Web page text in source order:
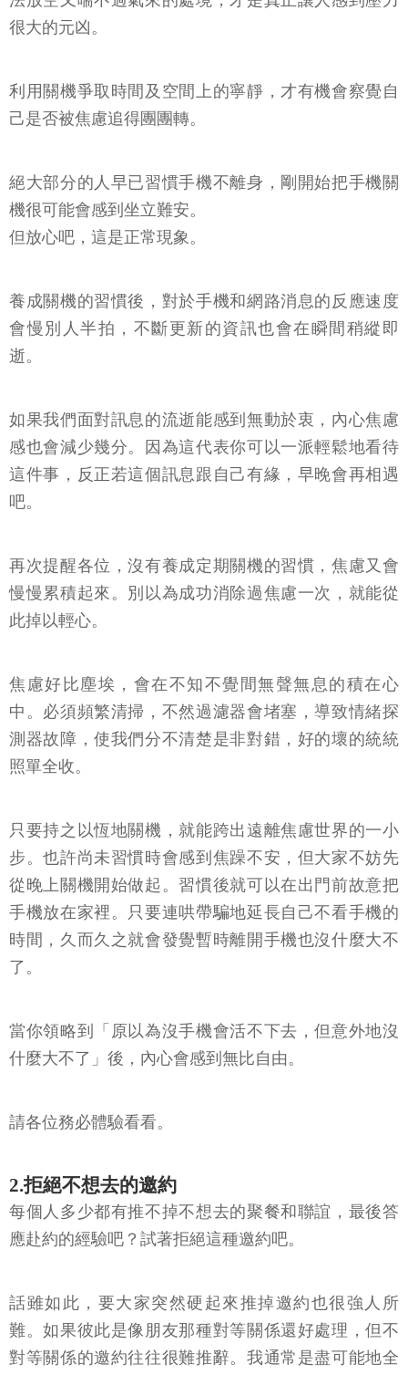
很大的元凶。
利用關機爭取時間及空間上的寧靜，才有機會察覺自
己是否被焦慮追得團團轉。
絕大部分的人早已習慣手機不離身，剛開始把手機關
機很可能會感到坐立難安。
但放心吧，這是正常現象。
養成關機的習慣後，對於手機和網路消息的反應速度
會慢別人半拍，不斷更新的資訊也會在瞬間稍縱即
逝。
如果我們面對訊息的流逝能感到無動於衷，內心焦慮
感也會減少幾分。因為這代表你可以一派輕鬆地看待
這件事，反正若這個訊息跟自己有緣，早晚會再相遇
吧。
再次提醒各位，沒有養成定期關機的習慣，焦慮又會
慢慢累積起來。別以為成功消除過焦慮一次，就能從
此掉以輕心。
焦慮好比塵埃，會在不知不覺間無聲無息的積在心
中。必須頻繁清掃，不然過濾器會堵塞，導致情緒探
測器故障，使我們分不清楚是非對錯，好的壞的統統
照單全收。
只要持之以恆地關機，就能跨出遠離焦慮世界的一小
步。也許尚未習慣時會感到焦躁不安，但大家不妨先
從晚上關機開始做起。習慣後就可以在出門前故意把
手機放在家裡。只要連哄帶騙地延長自己不看手機的
時間，久而久之就會發覺暫時離開手機也沒什麼大不
了。
當你領略到「原以為沒手機會活不下去，但意外地沒
什麼大不了」後，內心會感到無比自由。
請各位務必體驗看看。
2.拒絕不想去的邀約
每個人多少都有推不掉不想去的聚餐和聯誼，最後答
應赴約的經驗吧？試著拒絕這種邀約吧。
話雖如此，要大家突然硬起來推掉邀約也很強人所
難。如果彼此是像朋友那種對等關係還好處理，但不
對等關係的邀約往往很難推辭。我通常是盡可能地全